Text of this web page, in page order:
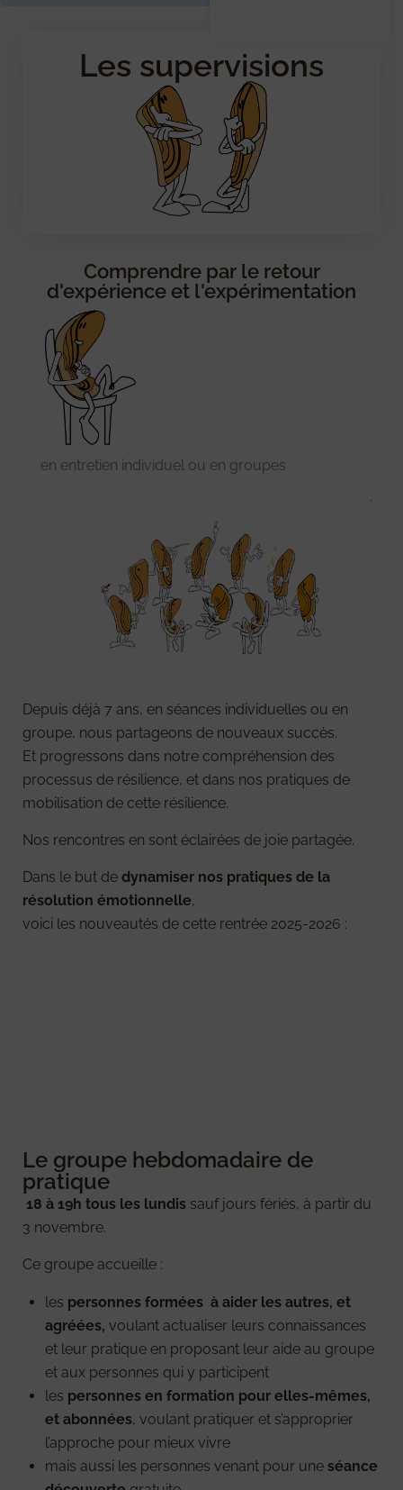
Les supervisions
Comprendre par le retour
d'expérience et l'expérimentation
en entretien individuel ou en groupes
Depuis déjà 7 ans, en séances individuelles ou en
groupe, nous partageons de nouveaux succès.
Et progressons dans notre compréhension des
processus de résilience, et dans nos pratiques de
mobilisation de cette résilience.
Nos rencontres en sont éclairées de joie partagée.
Dans le but de dynamiser nos pratiques de la
résolution émotionnelle,
voici les nouveautés de cette rentrée 2025-2026 :
Le groupe hebdomadaire de
pratique
18 à 19h tous les lundis sauf jours fériés, à partir du
3 novembre.
Ce groupe accueille :
les personnes formées à aider les autres, et
agréées, voulant actualiser leurs connaissances
et leur pratique en proposant leur aide au groupe
et aux personnes qui y participent
les personnes en formation pour elles-mêmes,
et abonnées, voulant pratiquer et s’approprier
l’approche pour mieux vivre
mais aussi les personnes venant pour une séance